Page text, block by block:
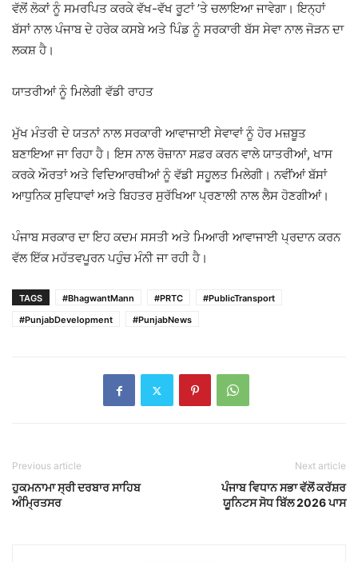
ਵੱਲੋਂ ਲੋਕਾਂ ਨੂੰ ਸਮਰਪਿਤ ਕਰਕੇ ਵੱਖ-ਵੱਖ ਰੂਟਾਂ ’ਤੇ ਚਲਾਇਆ ਜਾਵੇਗਾ। ਇਨ੍ਹਾਂ
ਬੱਸਾਂ ਨਾਲ ਪੰਜਾਬ ਦੇ ਹਰੇਕ ਕਸਬੇ ਅਤੇ ਪਿੰਡ ਨੂੰ ਸਰਕਾਰੀ ਬੱਸ ਸੇਵਾ ਨਾਲ ਜੋੜਨ ਦਾ
ਲਕਸ਼ ਹੈ।
ਯਾਤਰੀਆਂ ਨੂੰ ਮਿਲੇਗੀ ਵੱਡੀ ਰਾਹਤ
ਮੁੱਖ ਮੰਤਰੀ ਦੇ ਯਤਨਾਂ ਨਾਲ ਸਰਕਾਰੀ ਆਵਾਜਾਈ ਸੇਵਾਵਾਂ ਨੂੰ ਹੋਰ ਮਜ਼ਬੂਤ
ਬਣਾਇਆ ਜਾ ਰਿਹਾ ਹੈ। ਇਸ ਨਾਲ ਰੋਜ਼ਾਨਾ ਸਫ਼ਰ ਕਰਨ ਵਾਲੇ ਯਾਤਰੀਆਂ, ਖਾਸ
ਕਰਕੇ ਔਰਤਾਂ ਅਤੇ ਵਿਦਿਆਰਥੀਆਂ ਨੂੰ ਵੱਡੀ ਸਹੂਲਤ ਮਿਲੇਗੀ। ਨਵੀਂਆਂ ਬੱਸਾਂ
ਆਧੁਨਿਕ ਸੁਵਿਧਾਵਾਂ ਅਤੇ ਬਿਹਤਰ ਸੁਰੱਖਿਆ ਪ੍ਰਣਾਲੀ ਨਾਲ ਲੈਸ ਹੋਣਗੀਆਂ।
ਪੰਜਾਬ ਸਰਕਾਰ ਦਾ ਇਹ ਕਦਮ ਸਸਤੀ ਅਤੇ ਮਿਆਰੀ ਆਵਾਜਾਈ ਪ੍ਰਦਾਨ ਕਰਨ
ਵੱਲ ਇੱਕ ਮਹੱਤਵਪੂਰਨ ਪਹੁੰਚ ਮੰਨੀ ਜਾ ਰਹੀ ਹੈ।
TAGS #BhagwantMann #PRTC
#PublicTransport
#PunjabDevelopment
#PunjabNews
Previous article
ਹੁਕਮਨਾਮਾ ਸ੍ਰੀ ਦਰਬਾਰ ਸਾਹਿਬ
ਅੰਮ੍ਰਿਤਸਰ
Next article
ਪੰਜਾਬ ਵਿਧਾਨ ਸਭਾ ਵੱਲੋਂ ਕਰੱਸ਼ਰ
ਯੂਨਿਟਸ ਸੋਧ ਬਿੱਲ 2026 ਪਾਸ